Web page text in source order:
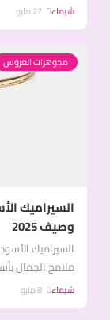
شيماء
مجوهرات العروس
السيراميك
وصيف 2025
السيراميك
ملامح الجمال
شيماء